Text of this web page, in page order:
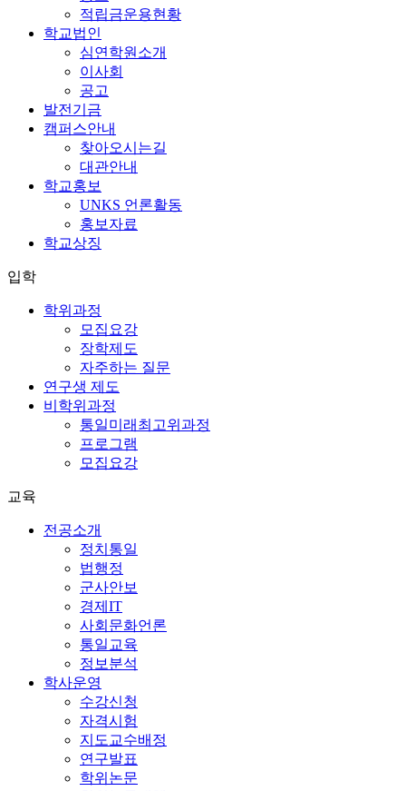
적립금운용현황
학교법인
심연학원소개
이사회
공고
발전기금
캠퍼스안내
찾아오시는길
대관안내
학교홍보
UNKS 언론활동
홍보자료
학교상징
입학
학위과정
모집요강
장학제도
자주하는 질문
연구생 제도
비학위과정
통일미래최고위과정
프로그램
모집요강
교육
전공소개
정치통일
법행정
군사안보
경제IT
사회문화언론
통일교육
정보분석
학사운영
수강신청
자격시험
지도교수배정
연구발표
학위논문